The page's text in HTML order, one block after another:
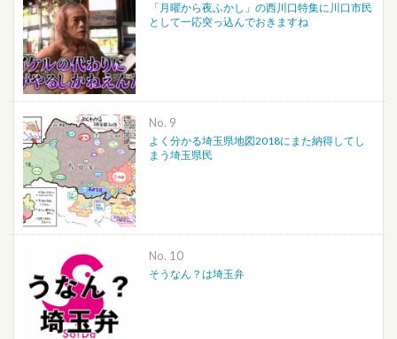
「月曜から夜ふかし」の西川口特集に川口市民
として一応突っ込んでおきますね
No.
よく分かる埼玉県地図2018にまた納得してし
まう埼玉県民
No.
そうなん？は埼玉弁